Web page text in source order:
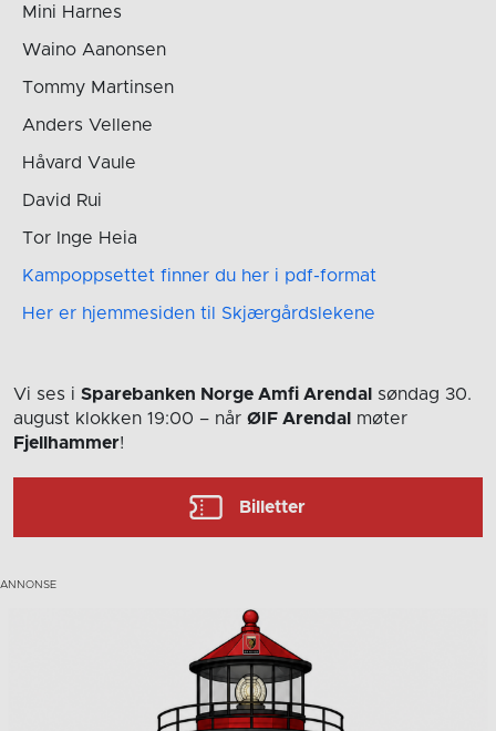
Mini Harnes
Waino Aanonsen
Tommy Martinsen
Anders Vellene
Håvard Vaule
David Rui
Tor Inge Heia
Kampoppsettet finner du her i pdf-format
Her er hjemmesiden til Skjærgårdslekene
Vi ses i Sparebanken Norge Amfi Arendal
søndag 30.
august klokken 19:00 – når ØIF Arendal
møter
Fjellhammer!
Billetter